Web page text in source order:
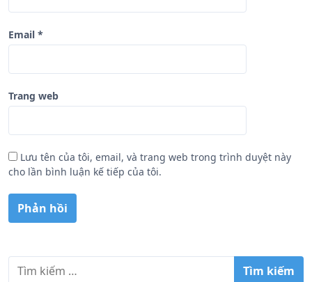
Email *
Trang web
Lưu tên của tôi, email, và trang web trong trình duyệt này
cho lần bình luận kế tiếp của tôi.